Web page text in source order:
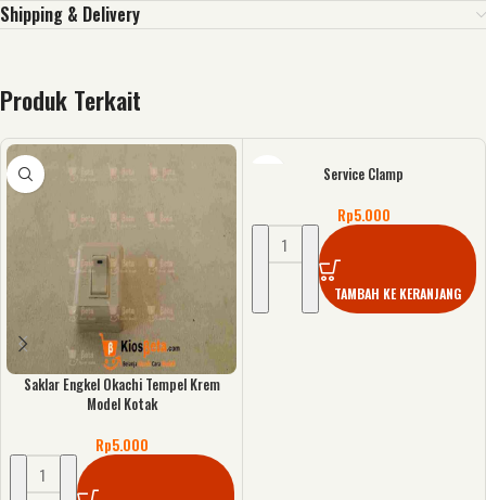
Shipping & Delivery
Produk Terkait
Saklar Engkel Okachi Tempel Krem
Model Kotak
Rp5.000
Service Clamp
Rp5.000
TAMBAH KE KERANJANG